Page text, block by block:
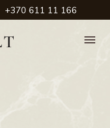
+370 611 11 166